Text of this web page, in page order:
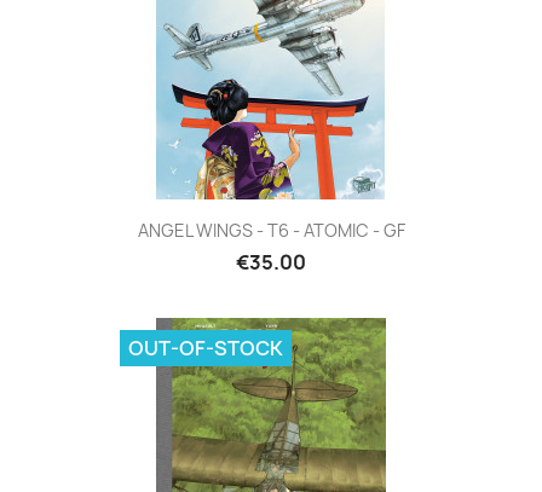
ANGEL WINGS - T6 - ATOMIC - GF
€35.00
OUT-OF-STOCK